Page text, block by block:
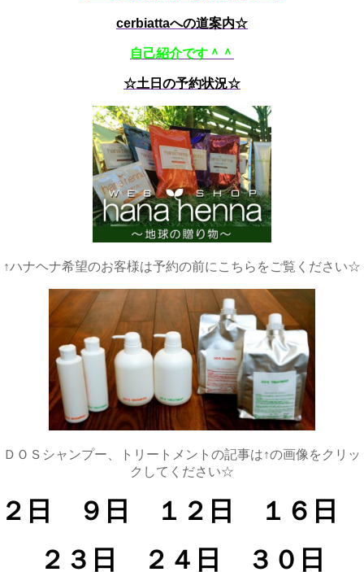
cerbiattaへの道案内☆
自己紹介です＾＾
☆土日の予約状況☆
↑ハナヘナ希望のお客様は予約の前にこちらをご覧ください☆
ＤＯＳシャンプー、トリートメントの記事は↑の画像をクリッ
クしてください☆
２日 ９日 １２日 １６日
２３日
２４日
３０日